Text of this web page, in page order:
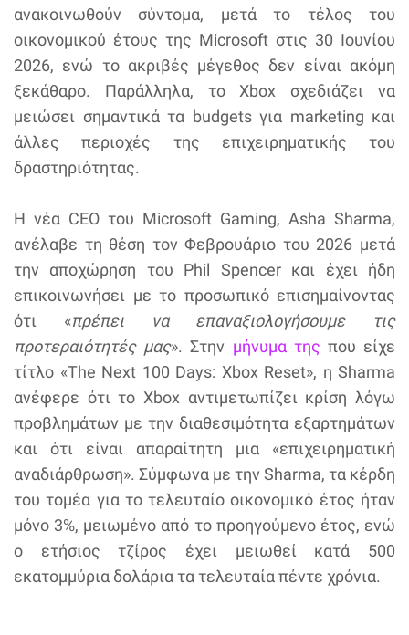
ανακοινωθούν σύντομα, μετά το τέλος του
οικονομικού έτους της Microsoft στις 30 Ιουνίου
2026, ενώ το ακριβές μέγεθος δεν είναι ακόμη
ξεκάθαρο. Παράλληλα, το Xbox σχεδιάζει να
μειώσει σημαντικά τα budgets για marketing και
άλλες περιοχές της επιχειρηματικής του
δραστηριότητας.
Η νέα CEO του Microsoft Gaming, Asha Sharma,
ανέλαβε τη θέση τον Φεβρουάριο του 2026 μετά
την αποχώρηση του Phil Spencer και έχει ήδη
επικοινωνήσει με το προσωπικό επισημαίνοντας
ότι «πρέπει να επαναξιολογήσουμε τις
προτεραιότητές μας». Στην μήνυμα της που είχε
τίτλο «The Next 100 Days: Xbox Reset», η Sharma
ανέφερε ότι το Xbox αντιμετωπίζει κρίση λόγω
προβλημάτων με την διαθεσιμότητα εξαρτημάτων
και ότι είναι απαραίτητη μια «επιχειρηματική
αναδιάρθρωση». Σύμφωνα με την Sharma, τα κέρδη
του τομέα για το τελευταίο οικονομικό έτος ήταν
μόνο 3%, μειωμένο από το προηγούμενο έτος, ενώ
ο ετήσιος τζίρος έχει μειωθεί κατά 500
εκατομμύρια δολάρια τα τελευταία πέντε χρόνια.